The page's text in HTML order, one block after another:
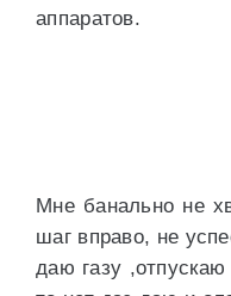
аппаратов.
Мне банально не
шаг вправо, не
даю газу